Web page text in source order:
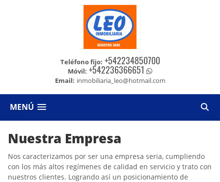
Teléfono fijo: +542234850700
Móvil: +542236366651
Email: inmobiliaria_leo@hotmail.com
MENÚ
Nuestra Empresa
Nos caracterizamos por ser una empresa seria, cumpliendo
con los más altos regímenes de calidad en servicio y trato con
nuestros clientes. Logrando así un posicionamiento de